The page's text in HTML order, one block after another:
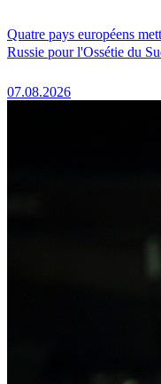
Quatre pays européens
Russie pour l'Ossétie du
07.08.2026